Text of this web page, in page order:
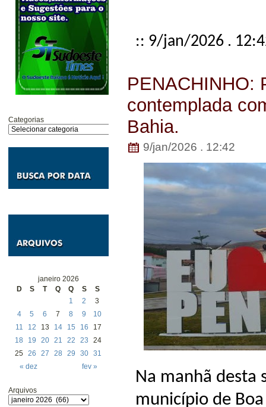
Categorias
janeiro 2026
D
S T Q Q S S
« dez fev »
1 2
3
4
5 6 7 8 9
10
11
12 13 14 15 16
17
18
19 20 21 22 23
24
25 26 27 28 29 30 31
Arquivos
:: 9/jan/2026 .
PENACHINHO:
contemplada
Bahia.
9/jan/2026 . 12:42
Na manhã desta
município de